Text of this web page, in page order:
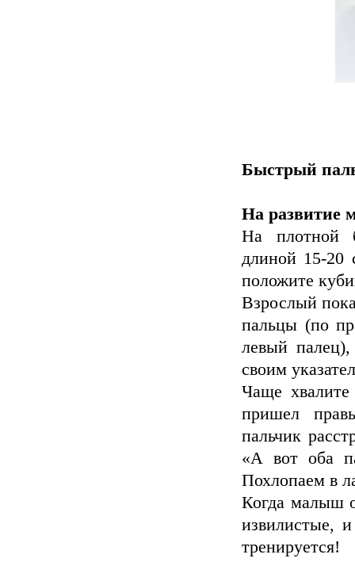
Быстрый
На развитие
На плотной
длиной 15-
положите
Взрослый
пальцы (по
левый
своим
Чаще хвалите
пришел
пальчик
«А вот оба
Похлопаем в
Когда малыш
извилистые,
тренируется!